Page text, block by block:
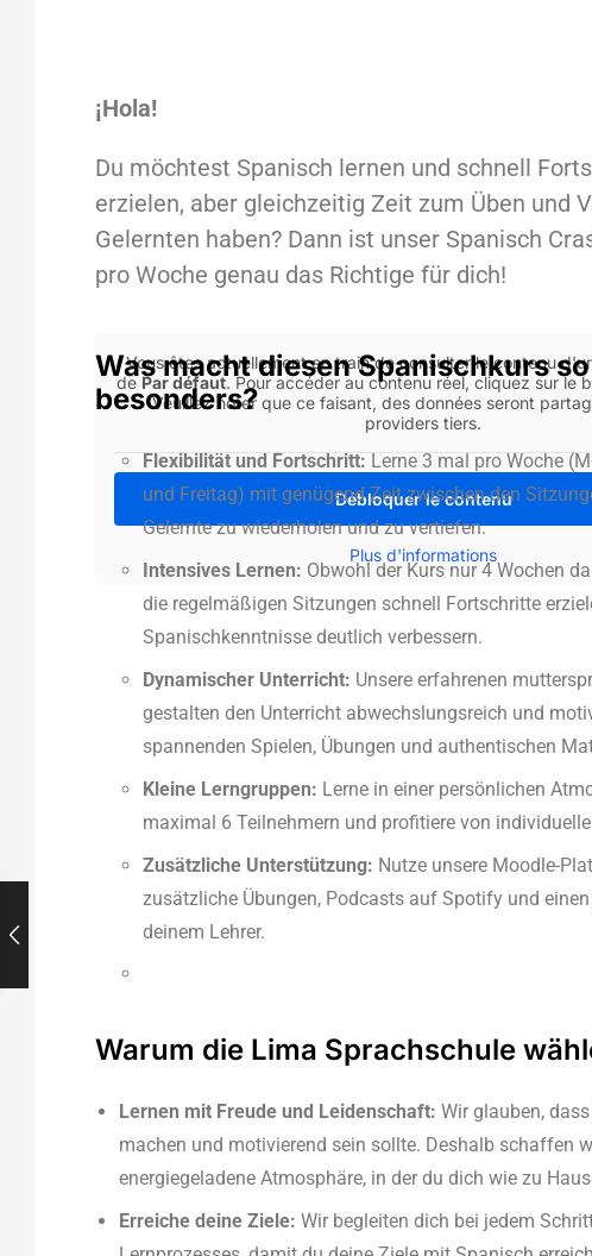
¡Hola!
Du möchtest Spanisch lernen und schnell
erzielen, aber gleichzeitig Zeit zum Üben und
Gelernten haben? Dann ist unser Spanisch
pro Woche genau das Richtige für dich!
Vous êtes actuellement en train de consulter le contenu
dePar défaut. Pour accéder au contenu réel, cliquez sur le
Veuillez noter que ce faisant, des données seront
providers tiers.
Débloquer le contenu
Plus d'informations
Was macht diesen Spanischkurs so
besonders?
Flexibilität und Fortschritt: Lerne 3 mal pro Woche
und Freitag) mit genügend Zeit zwischen den
Gelernte zu wiederholen und zu vertiefen.
Intensives Lernen: Obwohl der Kurs nur 4 Wochen
die regelmäßigen Sitzungen schnell Fortschritte
Spanischkenntnisse deutlich verbessern.
Dynamischer Unterricht: Unsere erfahrenen
gestalten den Unterricht abwechslungsreich und
spannenden Spielen, Übungen und authentischen
Kleine Lerngruppen: Lerne in einer persönlichen
maximal 6 Teilnehmern und profitiere von
Zusätzliche Unterstützung: Nutze unsere Moodle-
zusätzliche Übungen, Podcasts auf Spotify und
deinem Lehrer.
Warum die Lima Sprachschule
Lernen mit Freude und Leidenschaft: Wir glauben,
machen und motivierend sein sollte. Deshalb schaffen
energiegeladene Atmosphäre, in der du dich wie zu
Erreiche deine Ziele: Wir begleiten dich bei jedem